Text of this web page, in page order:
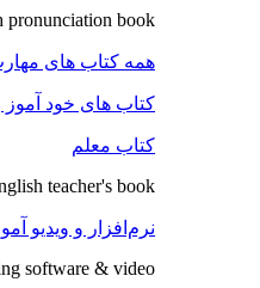
pronunciation book
همه کتاب های
کتاب های خود آموز
کتاب معلم
teacher's book
نرم‌افزار و ویدیو
software & video